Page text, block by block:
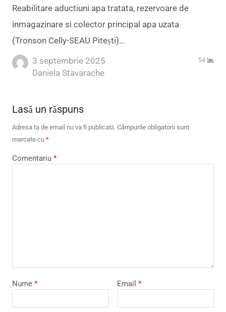
Reabilitare aductiuni apa tratata, rezervoare de
inmagazinare si colector principal apa uzata
(Tronson Celly-SEAU Pitești)…
3 septembrie 2025
Author
Daniela Stavarache
54
Lasă un răspuns
Adresa ta de email nu va fi publicată. Câmpurile obligatorii sunt
marcate cu *
Comentariu *
Nume * Email *